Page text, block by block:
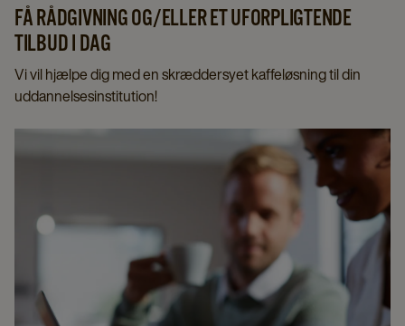
FÅ RÅDGIVNING OG/ELLER ET UFORPLIGTENDE
TILBUD I DAG
Vi vil hjælpe dig med en skræddersyet kaffeløsning til din
uddannelsesinstitution!